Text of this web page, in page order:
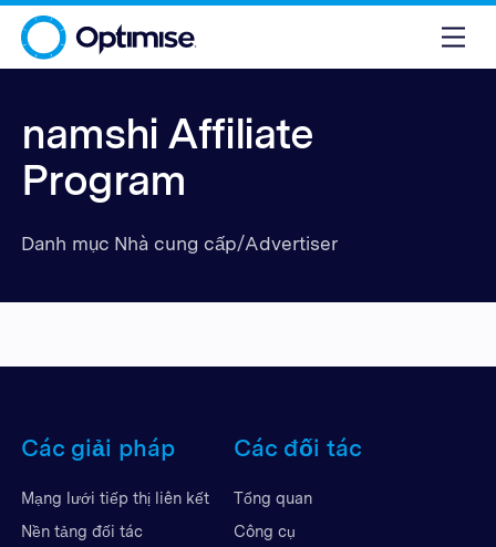
namshi Affiliate
Program
Danh mục Nhà cung cấp/Advertiser
Các giải pháp
Mạng lưới tiếp thị liên kết
Nền tảng đối tác
Các đối tác
Tổng quan
Công cụ